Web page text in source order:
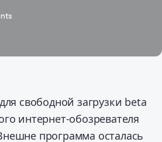
свободной загрузки beta
интернет-обозревателя
программа осталась